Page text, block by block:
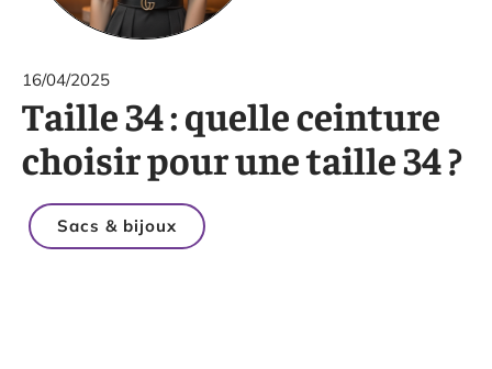
16/04/2025
Taille 34 : quelle ceinture
choisir pour une taille 34 ?
Sacs & bijoux